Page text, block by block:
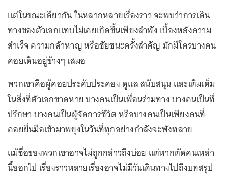
แต่ในขณะเดียวกัน ในหลากหลายเรื่องราว จะพบว่าการเดิน
ทางของตัวเอกแทบไม่เคยเกิดขึ้นเพียงลำพัง เบื้องหลังความ
สำเร็จ ความกล้าหาญ หรือชัยชนะครั้งสำคัญ มักมีใครบางคน
คอยเดินอยู่ข้างๆ เสมอ
พวกเขาคือผู้คอยประคับประคอง ดูแล สนับสนุน และเติมเต็ม
ในสิ่งที่ตัวเอกขาดหาย บางคนเป็นเพื่อนร่วมทาง บางคนเป็นที่
ปรึกษา บางคนเป็นผู้จัดการชีวิต หรือบางคนเป็นเพียงคนที่
คอยยื่นมือเข้ามาพยุงในวันที่ทุกอย่างกำลังจะพังทลาย
แม้ชื่อของพวกเขาอาจไม่ถูกกล่าวถึงบ่อย แต่หากตัดคนเหล่า
นี้ออกไป เรื่องราวหลายเรื่องอาจไม่มีวันเดินทางไปถึงบทสรุป